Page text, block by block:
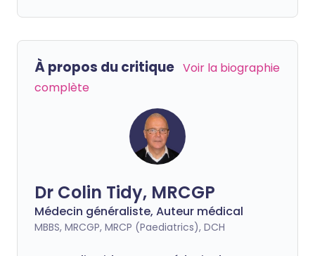
À propos du critique Voir la biographie
complète
Dr Colin Tidy, MRCGP
Médecin généraliste, Auteur médical
MBBS, MRCGP, MRCP (Paediatrics), DCH